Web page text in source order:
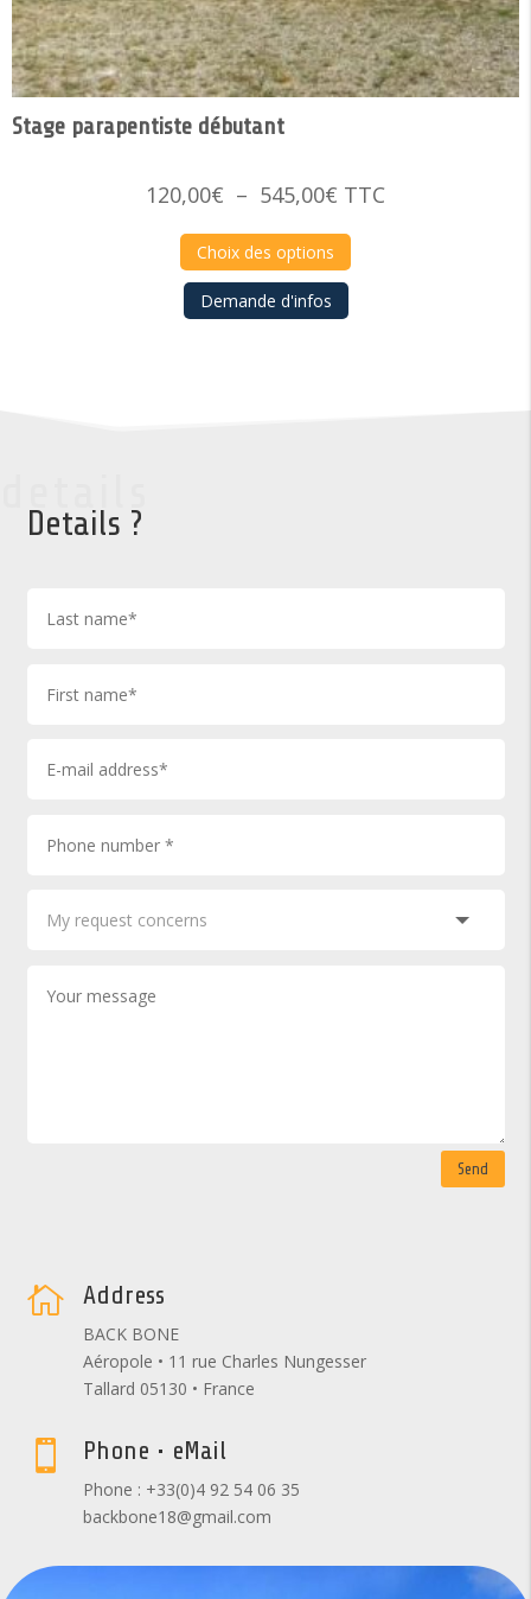
Stage parapentiste débutant
120,00€ – 545,00€ Plage
120,00€
à
TTC
Choix des options
Demande d'infos
Details ?
Send
 Address
BACK BONE
Aéropole • 11 rue Charles Nungesser
Tallard 05130 • France
 Phone • eMail
Phone : +33(0)4 92 54 06 35
backbone18@gmail.com